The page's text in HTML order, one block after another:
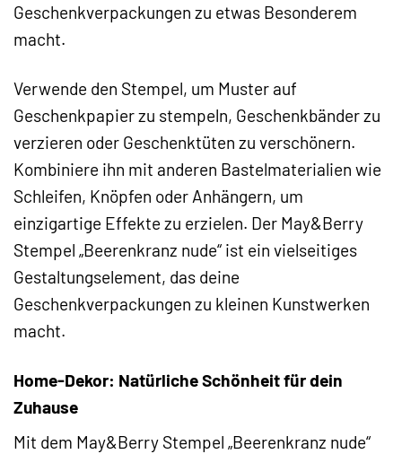
Geschenkverpackungen zu etwas Besonderem
macht.
Verwende den Stempel, um Muster auf
Geschenkpapier zu stempeln, Geschenkbänder zu
verzieren oder Geschenktüten zu verschönern.
Kombiniere ihn mit anderen Bastelmaterialien wie
Schleifen, Knöpfen oder Anhängern, um
einzigartige Effekte zu erzielen. Der May&Berry
Stempel „Beerenkranz nude“ ist ein vielseitiges
Gestaltungselement, das deine
Geschenkverpackungen zu kleinen Kunstwerken
macht.
Home-Dekor: Natürliche Schönheit für dein
Zuhause
Mit dem May&Berry Stempel „Beerenkranz nude“